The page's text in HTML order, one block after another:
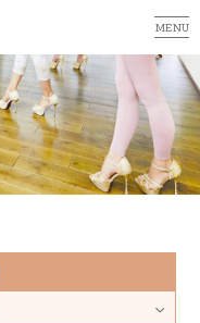
MENU